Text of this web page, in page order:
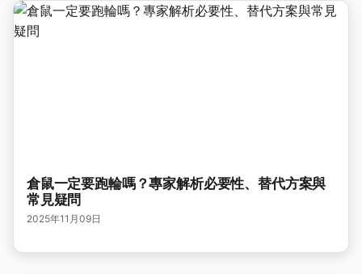
倉鼠一定要跑輪嗎？專家解析必要性、替代方案與
常見疑問
2025年11月09日